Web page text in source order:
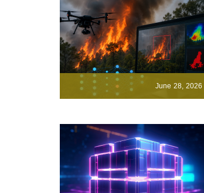
June 28, 2026